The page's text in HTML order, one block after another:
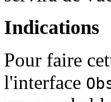
Indications
Pour faire
l'interface